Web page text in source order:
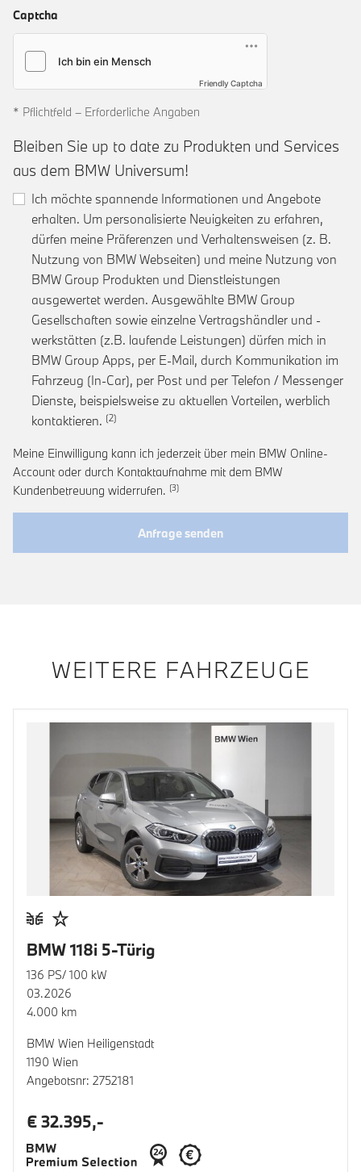
Captcha
Friendly Captcha
* Pflichtfeld – Erforderliche Angaben
Bleiben Sie up to date zu Produkten und Services
aus dem BMW Universum!
Ich möchte spannende Informationen und Angebote
erhalten. Um personalisierte Neuigkeiten zu erfahren,
dürfen meine Präferenzen und Verhaltensweisen (z. B.
Nutzung von BMW Webseiten) und meine Nutzung von
BMW Group Produkten und Dienstleistungen
ausgewertet werden. Ausgewählte BMW Group
Gesellschaften sowie einzelne Vertragshändler und -
werkstätten (z.B. laufende Leistungen) dürfen mich in
BMW Group Apps, per E-Mail, durch Kommunikation im
Fahrzeug (In-Car), per Post und per Telefon / Messenger
Dienste, beispielsweise zu aktuellen Vorteilen, werblich
kontaktieren. Link zur Fußnote: Einwilligung zur
Meine Einwilligung kann ich jederzeit über mein BMW Online-
Account oder durch Kontaktaufnahme mit dem BMW
Kundenbetreuung widerrufen. Link zur Fußnote: Widerruf der
Anfrage senden
WEITERE FAHRZEUGE
BMW 118i 5-Türig
136 PS/ 100 kW
03.2026
4.000 km
BMW Wien Heiligenstadt
1190 Wien
Angebotsnr: 2752181
€ 32.395,-